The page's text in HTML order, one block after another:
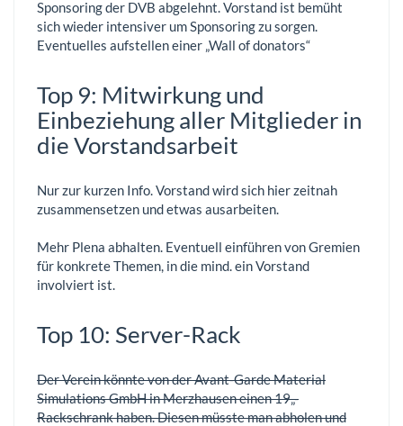
Sponsoring der DVB abgelehnt. Vorstand ist bemüht
sich wieder intensiver um Sponsoring zu sorgen.
Eventuelles aufstellen einer „Wall of donators“
Top 9: Mitwirkung und
Einbeziehung aller Mitglieder in
die Vorstandsarbeit
Nur zur kurzen Info. Vorstand wird sich hier zeitnah
zusammensetzen und etwas ausarbeiten.
Mehr Plena abhalten. Eventuell einführen von Gremien
für konkrete Themen, in die mind. ein Vorstand
involviert ist.
Top 10: Server-Rack
Der Verein könnte von der Avant-Garde Material
Simulations GmbH in Merzhausen einen 19„-
Rackschrank haben. Diesen müsste man abholen und